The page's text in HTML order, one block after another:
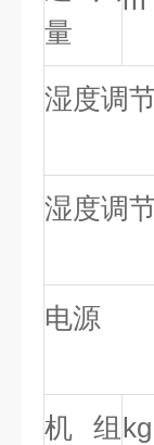
量
湿度调
湿度调
电源
机组 kg